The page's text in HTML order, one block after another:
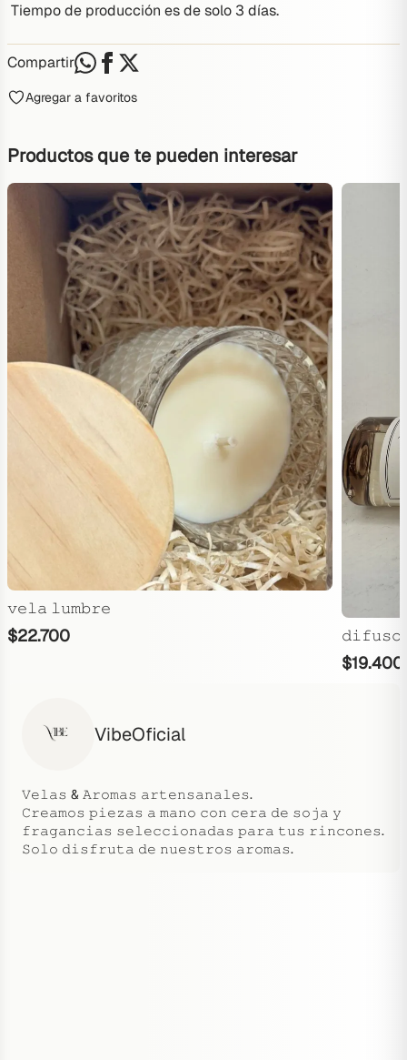
Tiempo de producción es de solo 3 días.
Compartir
Agregar a favoritos
Productos que te pueden interesar
𝚟𝚎𝚕𝚊 𝚕𝚞𝚖𝚋𝚛𝚎
$22.700
$19.400
VibeOficial
𝚅𝚎𝚕𝚊𝚜 & 𝙰𝚛𝚘𝚖𝚊𝚜 𝚊𝚛𝚝𝚎𝚗𝚜𝚊𝚗𝚊𝚕𝚎𝚜.
𝙲𝚛𝚎𝚊𝚖𝚘𝚜 𝚙𝚒𝚎𝚣𝚊𝚜 𝚊 𝚖𝚊𝚗𝚘 𝚌𝚘𝚗 𝚌𝚎𝚛𝚊 𝚍𝚎 𝚜𝚘𝚓𝚊 𝚢
𝚏𝚛𝚊𝚐𝚊𝚗𝚌𝚒𝚊𝚜 𝚜𝚎𝚕𝚎𝚌𝚌𝚒𝚘𝚗𝚊𝚍𝚊𝚜 𝚙𝚊𝚛𝚊 𝚝𝚞𝚜 𝚛𝚒𝚗𝚌𝚘𝚗𝚎𝚜.
𝚂𝚘𝚕𝚘 𝚍𝚒𝚜𝚏𝚛𝚞𝚝𝚊 𝚍𝚎 𝚗𝚞𝚎𝚜𝚝𝚛𝚘𝚜 𝚊𝚛𝚘𝚖𝚊𝚜.